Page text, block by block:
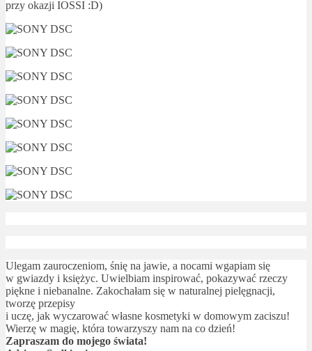
przy okazji IOSSI :D)
Ulegam zauroczeniom, śnię na jawie, a nocami wgapiam się
w gwiazdy i księżyc. Uwielbiam inspirować, pokazywać rzeczy
piękne i niebanalne. Zakochałam się w naturalnej pielęgnacji,
tworzę przepisy
i uczę, jak wyczarować własne kosmetyki w domowym zaciszu!
Wierzę w magię, która towarzyszy nam na co dzień!
Zapraszam do mojego świata!